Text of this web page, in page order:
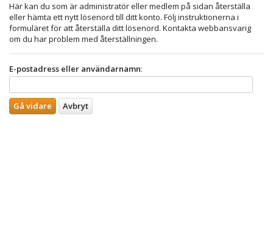
Här kan du som är administratör eller medlem på sidan återställa
eller hämta ett nytt lösenord till ditt konto. Följ instruktionerna i
formuläret för att återställa ditt lösenord. Kontakta webbansvarig
om du har problem med återställningen.
E-postadress eller användarnamn: